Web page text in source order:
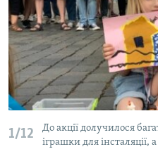
1/12
До акції долучилося
іграшки для